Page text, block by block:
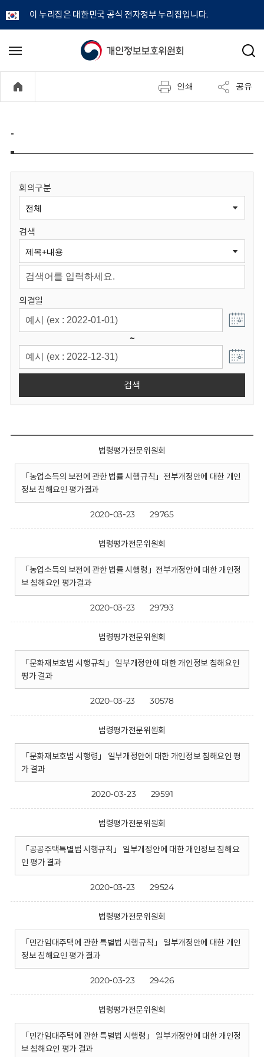
이 누리집은 대한민국 공식 전자정부 누리집입니다.
개
정
보
원
회
메
기
검
인쇄 공유
-
회의구분
검색
의결일
~
검색
법령평가전문위원회
「농업소득의 보전에 관한 법률 시행규칙」전부개정안에 대한 개인
정보 침해요인 평가결과
2020-03-23 29765
법령평가전문위원회
「농업소득의 보전에 관한 법률 시행령」전부개정안에 대한 개인정
보 침해요인 평가결과
2020-03-23 29793
법령평가전문위원회
「문화재보호법 시행규칙」 일부개정안에 대한 개인정보 침해요인
평가 결과
2020-03-23 30578
법령평가전문위원회
「문화재보호법 시행령」 일부개정안에 대한 개인정보 침해요인 평
가 결과
2020-03-23 29591
법령평가전문위원회
「공공주택특별법 시행규칙」 일부개정안에 대한 개인정보 침해요
인 평가 결과
2020-03-23 29524
법령평가전문위원회
「민간임대주택에 관한 특별법 시행규칙」 일부개정안에 대한 개인
정보 침해요인 평가 결과
2020-03-23 29426
법령평가전문위원회
「민간임대주택에 관한 특별법 시행령」 일부개정안에 대한 개인정
보 침해요인 평가 결과